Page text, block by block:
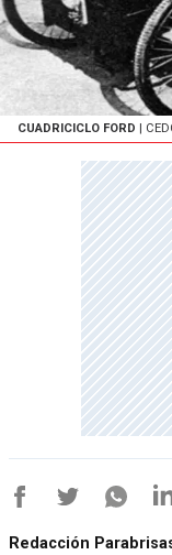
CUADRICICLO FORD |
Redacción